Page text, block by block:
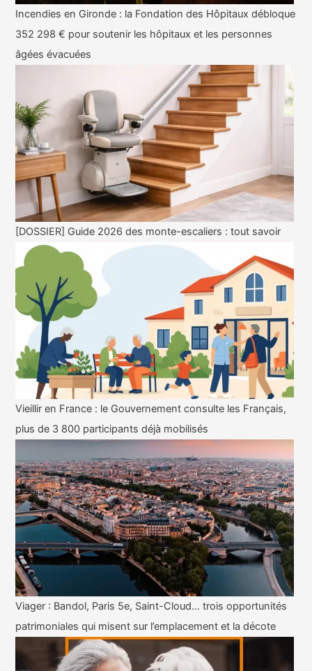
Incendies en Gironde : la Fondation des Hôpitaux débloque
352 298 € pour soutenir les hôpitaux et les personnes
âgées évacuées
[DOSSIER] Guide 2026 des monte-escaliers : tout savoir
Vieillir en France : le Gouvernement consulte les Français,
plus de 3 800 participants déjà mobilisés
Viager : Bandol, Paris 5e, Saint-Cloud… trois opportunités
patrimoniales qui misent sur l’emplacement et la décote